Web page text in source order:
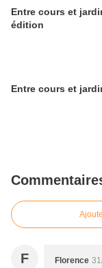
Entre cours et
édition
Entre cours et
F Florence